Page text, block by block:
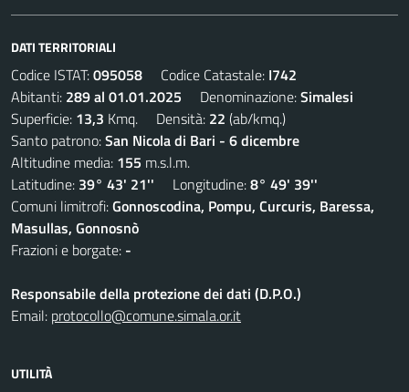
DATI TERRITORIALI
Codice ISTAT:095058 Codice Catastale: I742
Abitanti: 289 al 01.01.2025 Denominazione:Simalesi
Superficie: 13,3 Kmq. Densità: 22 (ab/kmq.)
Santo patrono:San Nicola di Bari - 6 dicembre
Altitudine media: 155 m.s.l.m.
Latitudine: 39° 43' 21'' Longitudine:8° 49' 39''
Comuni limitrofi:Gonnoscodina, Pompu, Curcuris, Baressa,
Masullas, Gonnosnò
Frazioni e borgate: -
Responsabile della protezione dei dati (D.P.O.)
Email: protocollo@comune.simala.or.it
UTILITÀ